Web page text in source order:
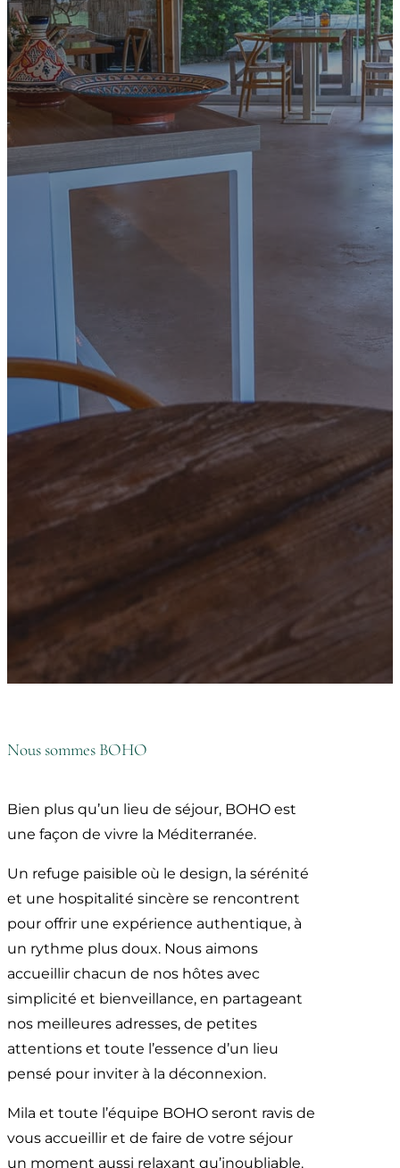
Nous sommes BOHO
Bien plus qu’un lieu de séjour, BOHO est
une façon de vivre la Méditerranée.
Un refuge paisible où le design, la sérénité
et une hospitalité sincère se rencontrent
pour offrir une expérience authentique, à
un rythme plus doux. Nous aimons
accueillir chacun de nos hôtes avec
simplicité et bienveillance, en partageant
nos meilleures adresses, de petites
attentions et toute l’essence d’un lieu
pensé pour inviter à la déconnexion.
Mila et toute l’équipe BOHO seront ravis de
vous accueillir et de faire de votre séjour
un moment aussi relaxant qu’inoubliable.